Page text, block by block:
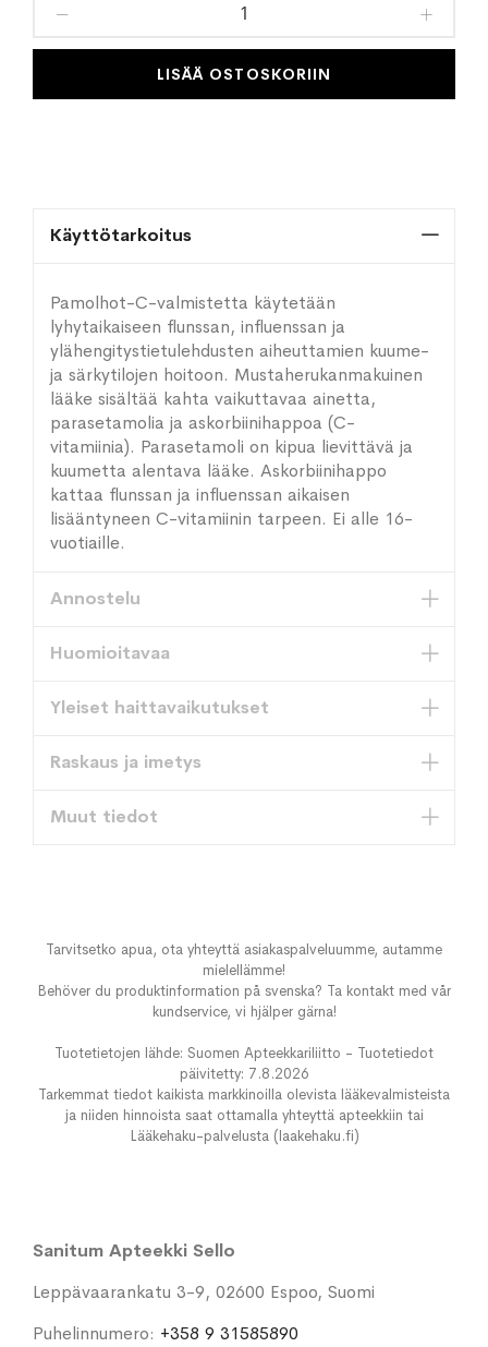
toivelistaan
LISÄÄ OSTOSKORIIN
Käyttötarkoitus
Pamolhot-C-valmistetta käytetään
lyhytaikaiseen flunssan, influenssan ja
ylähengitystietulehdusten aiheuttamien kuume-
ja särkytilojen hoitoon. Mustaherukanmakuinen
lääke sisältää kahta vaikuttavaa ainetta,
parasetamolia ja askorbiinihappoa (C-
vitamiinia). Parasetamoli on kipua lievittävä ja
kuumetta alentava lääke. Askorbiinihappo
kattaa flunssan ja influenssan aikaisen
lisääntyneen C-vitamiinin tarpeen. Ei alle 16-
vuotiaille.
Annostelu
Huomioitavaa
Yleiset haittavaikutukset
Raskaus ja imetys
Muut tiedot
Tarvitsetko apua, ota yhteyttä asiakaspalveluumme, autamme
mielellämme!
Behöver du produktinformation på svenska? Ta kontakt med vår
kundservice, vi hjälper gärna!
Tuotetietojen lähde: Suomen Apteekkariliitto - Tuotetiedot
päivitetty: 7.8.2026
Tarkemmat tiedot kaikista markkinoilla olevista lääkevalmisteista
ja niiden hinnoista saat ottamalla yhteyttä apteekkiin tai
Lääkehaku-palvelusta (laakehaku.fi)
Sanitum Apteekki Sello
Leppävaarankatu 3-9, 02600 Espoo, Suomi
Puhelinnumero: +358 9 31585890